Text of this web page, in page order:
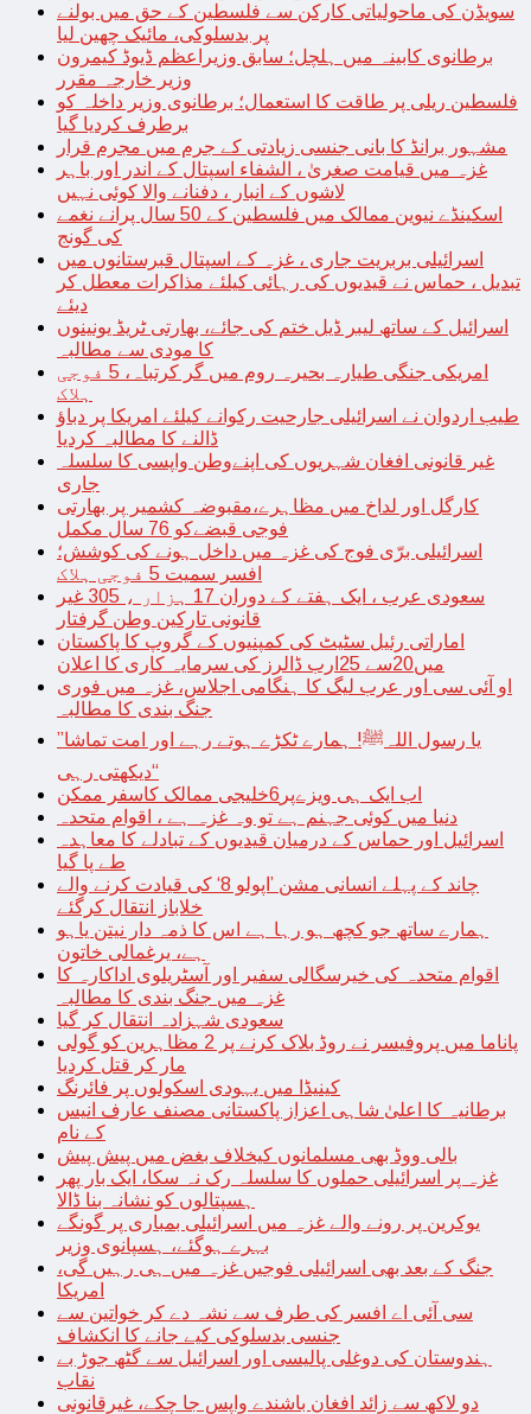
سویڈن کی ماحولیاتی کارکن سے فلسطین کے حق میں بولنے
پر بدسلوکی، مائیک چھین لیا
برطانوی کابینہ میں ہلچل؛ سابق وزیراعظم ڈیوڈ کیمرون
وزیر خارجہ مقرر
فلسطین ریلی پر طاقت کا استعمال؛ برطانوی وزیر داخلہ کو
برطرف کردیا گیا
مشہور برانڈ کا بانی جنسی زیادتی کے جرم میں مجرم قرار
غزہ میں قیامت صغریٰ ، الشفاء اسپتال کے اندر اور باہر
لاشوں کے انبار ، دفنانے والا کوئی نہیں
اسکینڈے نیوین ممالک میں فلسطین کے 50 سال پرانے نغمے
کی گونج
اسرائیلی بربریت جاری ، غزہ کے اسپتال قبرستانوں میں
تبدیل ، حماس نے قیدیوں کی رہائی کیلئے مذاکرات معطل کر
دیئے
اسرائیل کے ساتھ لیبر ڈیل ختم کی جائے، بھارتی ٹریڈ یونینوں
کا مودی سے مطالبہ
امریکی جنگی طیارہ بحیرہ روم میں گر کرتباہ، 5 فوجی
ہلاک
طیب اردوان نے اسرائیلی جارحیت رکوانے کیلئے امریکا پر دباؤ
ڈالنے کا مطالبہ کردیا
غیر قانونی افغان شہریوں کی اپنےوطن واپسی کا سلسلہ
جاری
کارگل اور لداخ میں مظاہرے،مقبوضہ کشمیر پر بھارتی
فوجی قبضےکو 76 سال مکمل
اسرائیلی برّی فوج کی غزہ میں داخل ہونے کی کوشش؛
افسر سمیت 5 فوجی ہلاک
سعودی عرب ، ایک ہفتے کے دوران 17 ہزار ، 305 غیر
قانونی تارکین وطن گرفتار
اماراتی رئیل سٹیٹ کی کمپنیوں کے گروپ کا پاکستان
میں20سے 25ارب ڈالرز کی سرمایہ کاری کا اعلان
او آئی سی اور عرب لیگ کا ہنگامی اجلاس، غزہ میں فوری
جنگ بندی کا مطالبہ
’’یا رسول اللہﷺ! ہمارے ٹکڑے ہوتے رہے اور امت تماشا
دیکھتی رہی‘‘
اب ایک ہی ویزےپر6خلیجی ممالک کاسفر ممکن
دنیا میں کوئی جہنم ہے تو وہ غزہ ہے ، اقوام متحدہ
اسرائیل اور حماس کے درمیان قیدیوں کے تبادلے کا معاہدہ
طے پا گیا
چاند کے پہلے انسانی مشن ’اپولو 8‘ کی قیادت کرنے والے
خلاباز انتقال کرگئے
ہمارے ساتھ جو کچھ ہو رہا ہے اس کا ذمہ دار نیتن یاہو
ہے، یرغمالی خاتون
اقوام متحدہ کی خیرسگالی سفیر اور آسٹریلوی اداکارہ کا
غزہ میں جنگ بندی کا مطالبہ
سعودی شہزادہ انتقال کر گیا
پاناما میں پروفیسر نے روڈ بلاک کرنے پر 2 مظاہرین کو گولی
مار کر قتل کردیا
کینیڈا میں یہودی اسکولوں پر فائرنگ
برطانیہ کا اعلیٰ شاہی اعزاز پاکستانی مصنف عارف انیس
کے نام
بالی ووڈ بھی مسلمانوں کیخلاف بغض میں پیش پیش
غزہ پر اسرائیلی حملوں کا سلسلہ رک نہ سکا، ایک بار پھر
ہسپتالوں کو نشانہ بنا ڈالا
یوکرین پر رونے والے غزہ میں اسرائیلی بمباری پر گونگے
بہرے ہوگئے، ہسپانوی وزیر
جنگ کے بعد بھی اسرائیلی فوجیں غزہ میں ہی رہیں گی،
امریکا
سی آئی اے افسر کی طرف سے نشہ دے کر خواتین سے
جنسی بدسلوکی کیے جانے کا انکشاف
ہندوستان کی دوغلی پالیسی اور اسرائیل سے گٹھ جوڑ بے
نقاب
دو لاکھ سے زائد افغان باشندے واپس جا چکے، غیرقانونی